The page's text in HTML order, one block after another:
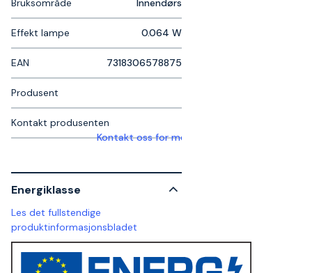
Bruksområde Innendørs
Effekt lampe 0.064 W
EAN 7318306578875
Produsent
Kontakt produsenten
Kontakt oss for mer informasjon
Energiklasse
Les det fullstendige
produktinformasjonsbladet